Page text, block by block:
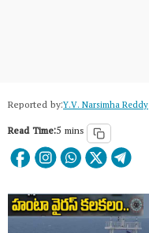
Reported by:Y.V. Narsimha Reddy
Read Time:5 mins